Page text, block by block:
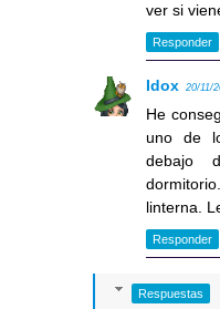
ver si
Responder
Idox 20/11/
He
uno de
debajo
linterna.
Responder
Respuestas